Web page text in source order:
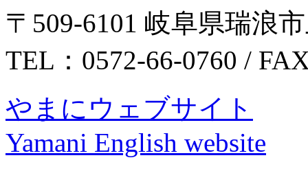
〒509-6101 岐阜県瑞浪
TEL：0572-66-0760 /
やまにウェブサイト
Yamani English website